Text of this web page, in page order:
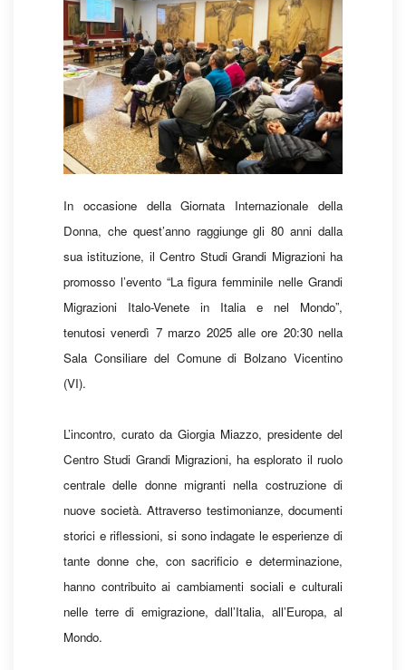
In occasione della Giornata Internazionale della
Donna, che quest’anno raggiunge gli 80 anni dalla
sua istituzione, il Centro Studi Grandi Migrazioni ha
promosso l’evento “La figura femminile nelle Grandi
Migrazioni Italo-Venete in Italia e nel Mondo”,
tenutosi venerdì 7 marzo 2025 alle ore 20:30 nella
Sala Consiliare del Comune di Bolzano Vicentino
(VI).
L’incontro, curato da Giorgia Miazzo, presidente del
Centro Studi Grandi Migrazioni, ha esplorato il ruolo
centrale delle donne migranti nella costruzione di
nuove società. Attraverso testimonianze, documenti
storici e riflessioni, si sono indagate le esperienze di
tante donne che, con sacrificio e determinazione,
hanno contribuito ai cambiamenti sociali e culturali
nelle terre di emigrazione, dall’Italia, all’Europa, al
Mondo.